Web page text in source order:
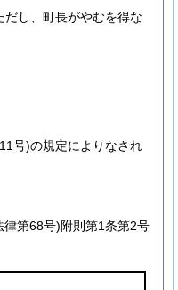
だし、町長がやむを得な
号)の規定によりなされ
律第68号)附則第1条第2号